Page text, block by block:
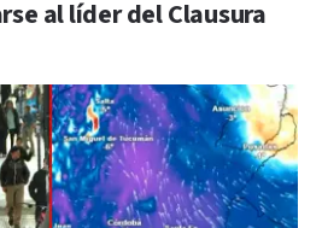
al líder del Clausura